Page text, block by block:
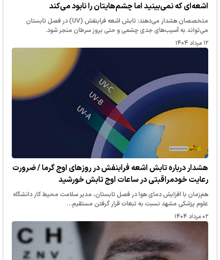
اشعه‌ای که نمی‌بینید اما چشم‌هایتان را نابود می‌کند
متخصصان هشدار می‌دهند: تابش اشعه فرابنفش (UV) در فصل تابستان
می‌تواند به آسیب‌های جدی چشمی و حتی بروز سرطان منجر شود.
۱۲ مرداد ۱۴۰۴
هشدار درباره تابش اشعه فرابنفش در روزهای اوج گرما / ضرورت
رعایت خودمراقبتی در ساعات اوج تابش خورشید
هم‌زمان با افزایش دمای هوا در فصل تابستان، مدیر سلامت محیط کار دانشگاه
علوم پزشکی مشهد نسبت به تبعات قرار گرفتن مستقیم…
۰۲ مرداد ۱۴۰۴